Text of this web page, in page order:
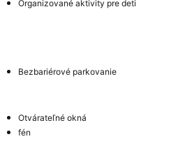
Organizované aktivity pre deti
Bezbariérové parkovanie
Otvárateľné okná
fén